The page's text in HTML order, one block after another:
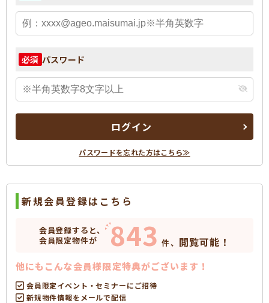
必須 パスワード
ログイン
パスワードを忘れた方はこちら≫
新規会員登録はこちら
会員登録すると、
会員限定物件が
843 件、 閲覧可能！
他にもこんな会員様限定特典がございます！
会員限定イベント・セミナーにご招待
新規物件情報をメールで配信